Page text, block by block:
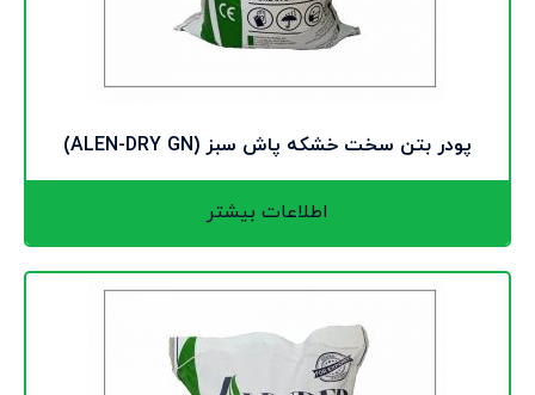
پودر بتن سخت خشکه پاش سبز (ALEN-DRY GN)
اطلاعات بیشتر